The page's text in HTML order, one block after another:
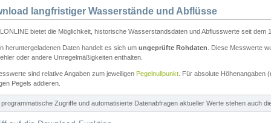
langfristiger Wasserstände und Abflüsse
bietet die Möglichkeit, historische Wasserstandsdaten und Abflusswerte seit dem
heruntergeladenen Daten handelt es sich um ungeprüfte Rohdaten . Diese Messwerte
oder andere Unregelmäßigkeiten enthalten.
sind relative Angaben zum jeweiligen Pegelnullpunkt . Für absolute
Pegels addieren.
programmatische Zugriffe und automatisierte Datenabfragen aktueller Werte stehen auch